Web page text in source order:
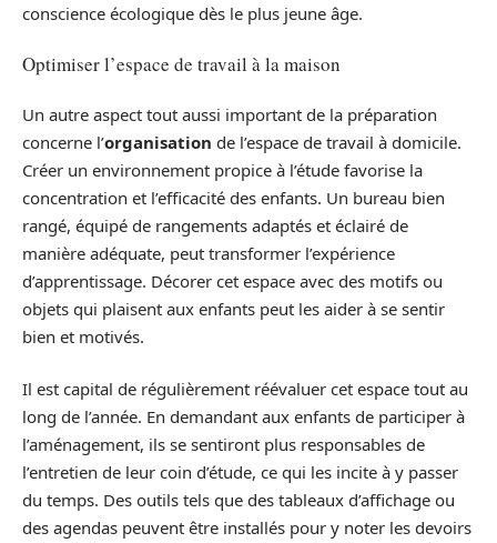
conscience écologique dès le plus jeune âge.
Optimiser l’espace de travail à la maison
Un autre aspect tout aussi important de la préparation
concerne l’organisation de l’espace de travail à domicile.
Créer un environnement propice à l’étude favorise la
concentration et l’efficacité des enfants. Un bureau bien
rangé, équipé de rangements adaptés et éclairé de
manière adéquate, peut transformer l’expérience
d’apprentissage. Décorer cet espace avec des motifs ou
objets qui plaisent aux enfants peut les aider à se sentir
bien et motivés.
Il est capital de régulièrement réévaluer cet espace tout au
long de l’année. En demandant aux enfants de participer à
l’aménagement, ils se sentiront plus responsables de
l’entretien de leur coin d’étude, ce qui les incite à y passer
du temps. Des outils tels que des tableaux d’affichage ou
des agendas peuvent être installés pour y noter les devoirs